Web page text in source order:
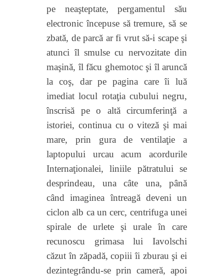
pe neaşteptate, pergamentul său
electronic începuse să tremure, să se
zbată, de parcă ar fi vrut să-i scape şi
atunci îl smulsecu nervozitatedin
maşină, îl făcu ghemotoc şi îl aruncă
la coş, dar pe pagina care îi luă
imediat locul rotaţia cubului negru,
înscrisă pe o altă circumferinţă a
istoriei, continua cu o viteză şi mai
mare, prin gura de ventilaţie a
laptopului urcau acum acordurile
Internaţionalei, liniile pătratului se
desprindeau, una câte una, până
când imaginea întreagă deveni un
ciclon alb ca un cerc, centrifuga unei
spirale de urlete şi urale în care
recunoscu grimasa lui Iavolschi
căzut în zăpadă,copiii îi zburau şi ei
dezintegrându-se prin cameră, apoi